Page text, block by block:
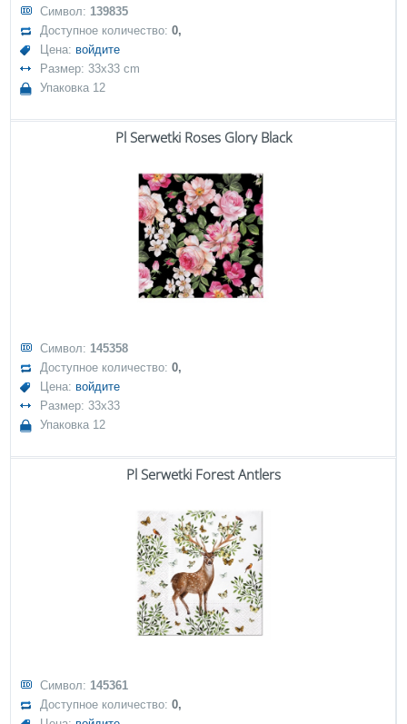
Символ: 139835
Доступное количество:0,
Цена: войдите
Размер: 33x33 cm
Упаковка 12
Pl Serwetki Roses Glory Black
Символ: 145358
Доступное количество:0,
Цена: войдите
Размер: 33x33
Упаковка 12
Pl Serwetki Forest Antlers
Символ: 145361
Доступное количество:0,